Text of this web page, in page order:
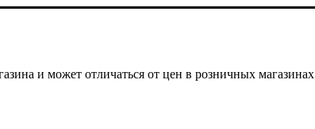
и может отличаться от цен в розничных магазинах